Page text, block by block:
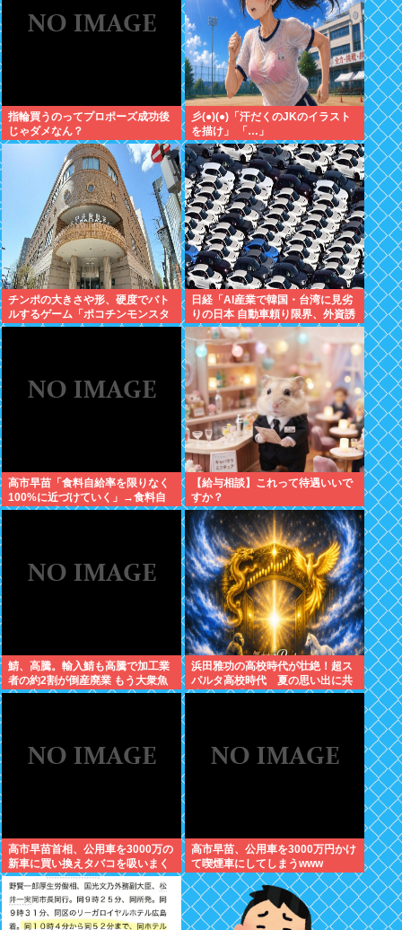
指輪買うのってプロポーズ成功後
じゃダメなん？
彡(●)(●)「汗だくのJKのイラスト
を描け」 「…」
チンポの大きさや形、硬度でバト
ルするゲーム「ポコチンモンスタ
ー」を作ろうと思う
日経「AI産業で韓国・台湾に見劣
りの日本 自動車頼り限界、外資誘
致が必要」どう思う？
高市早苗「食料自給率を限りなく
100%に近づけていく」→食料自
給率が日本史上最低になってしま
【給与相談】これって待遇いいで
すか？
鯖、高騰。輸入鯖も高騰で加工業
者の約2割が倒産廃業 もう大衆魚
から高級魚へ…
浜田雅功の高校時代が壮絶！超ス
パルタ高校時代 夏の思い出に共
演者衝撃「ええ？」
高市早苗首相、公用車を3000万の
新車に買い換えタバコを吸いまく
っていた
高市早苗、公用車を3000万円かけ
て喫煙車にしてしまうwww